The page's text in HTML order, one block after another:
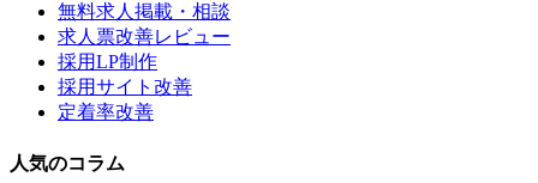
無料求人掲載・相談
求人票改善レビュー
採用LP制作
採用サイト改善
定着率改善
人気のコラム